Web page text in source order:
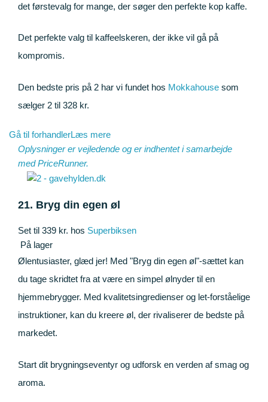
det førstevalg for mange, der søger den perfekte kop kaffe.
Det perfekte valg til kaffeelskeren, der ikke vil gå på
kompromis.
Den bedste pris på 2 har vi fundet hos Mokkahouse som
sælger 2 til 328 kr.
Gå til forhandlerLæs mere
Oplysninger er vejledende og er indhentet i samarbejde
medPriceRunner.
21. Bryg din egen øl
Set til 339 kr. hos Superbiksen
På lager
Ølentusiaster, glæd jer! Med "Bryg din egen øl"-sættet kan
du tage skridtet fra at være en simpel ølnyder til en
hjemmebrygger. Med kvalitetsingredienser og let-forståelige
instruktioner, kan du kreere øl, der rivaliserer de bedste på
markedet.
Start dit brygningseventyr og udforsk en verden af smag og
aroma.